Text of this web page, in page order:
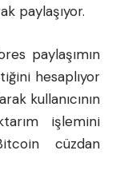
paylaşıyor.
paylaşımın
hesaplıyor
kullanıcının
işlemini
cüzdan